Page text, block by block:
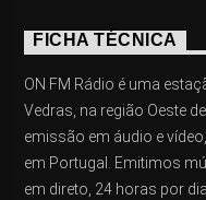
FICHA TÉCNICA
ON FM Rádio é uma
Vedras, na região Oeste
emissão em áudio e
em Portugal. Emitimos
em direto, 24 horas por